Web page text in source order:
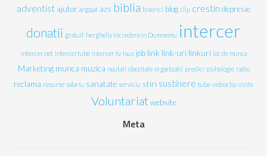
adventist ajutor angajat azs biblia biserici blog clip crestin depresie
donatii gratuit herghelia incredere in Dumnezeu intercer
intercer.net intercertube intercer tv Isus job link link-uri linkuri loc de munca
Marketing munca muzica noutati obezitate organizatii predici psihologie radio
reclama resurse salariu sanatate serviciu stiri sustinere tube videoclip vizite
Voluntariat website
Meta